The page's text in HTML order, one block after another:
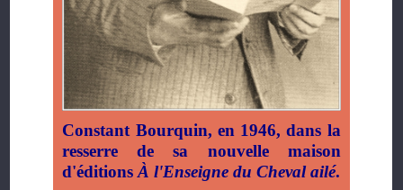
Constant Bourquin, en 1946, dans la
resserre de sa nouvelle maison
d'éditionsÀ l'Enseigne du Cheval ailé.